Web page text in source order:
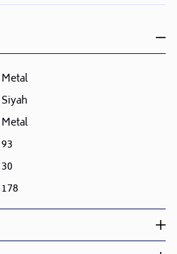
Metal
Siyah
Metal
93
30
178